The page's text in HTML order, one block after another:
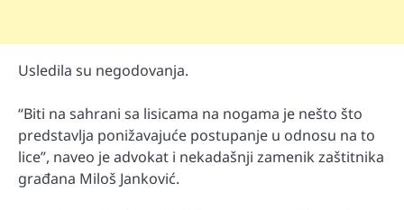
Usledila su negodovanja.
“Biti na sahrani sa lisicama na nogama je nešto što
predstavlja ponižavajuće postupanje u odnosu na to
lice”, naveo je advokat i nekadašnji zamenik zaštitnika
građana Miloš Janković.